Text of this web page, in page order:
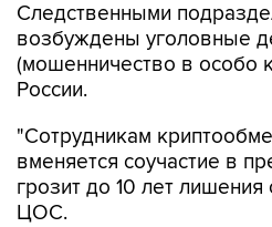
Следственными
возбуждены уголовные
(мошенничество в особо
России.
"Сотрудникам
вменяется соучастие в
грозит до 10 лет
ЦОС.